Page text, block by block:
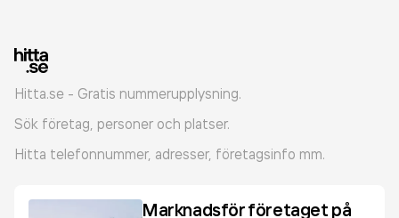
Hitta.se - Gratis nummerupplysning.
Sök företag, personer och platser.
Hitta telefonnummer, adresser, företagsinfo mm.
Marknadsför företaget på